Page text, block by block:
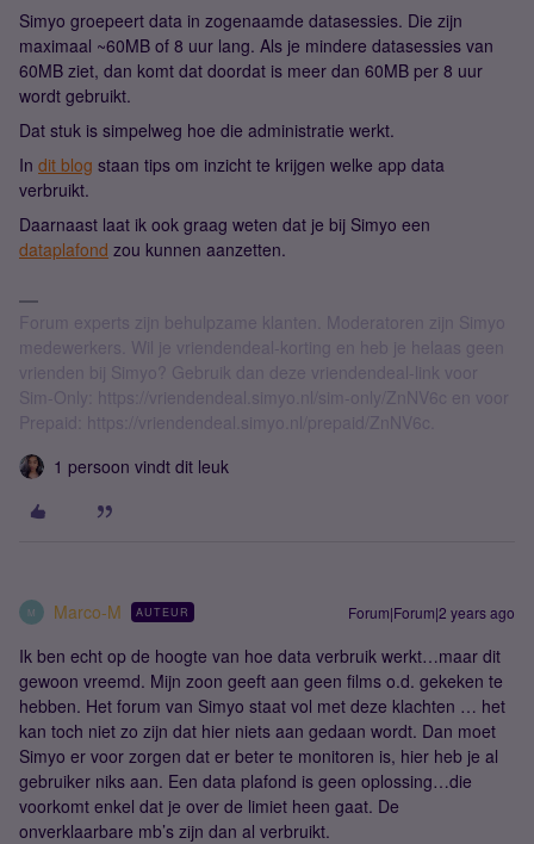
Simyo groepeert data in zogenaamde datasessies. Die zijn
maximaal ~60MB of 8 uur lang. Als je mindere datasessies van
60MB ziet, dan komt dat doordat is meer dan 60MB per 8 uur
wordt gebruikt.
Dat stuk is simpelweg hoe die administratie werkt.
In dit blog staan tips om inzicht te krijgen welke app data
verbruikt.
Daarnaast laat ik ook graag weten dat je bij Simyo een
dataplafond zou kunnen aanzetten.
Forum experts zijn behulpzame klanten. Moderatoren zijn Simyo
medewerkers. Wil je vriendendeal-korting en heb je helaas geen
vrienden bij Simyo? Gebruik dan deze vriendendeal-link voor
Sim-Only: https://vriendendeal.simyo.nl/sim-only/ZnNV6c en voor
Prepaid: https://vriendendeal.simyo.nl/prepaid/ZnNV6c.
1 persoon vindt dit leuk
M Marco-M AUTEUR Forum|Forum|2 years ago
Ik ben echt op de hoogte van hoe data verbruik werkt…maar dit
gewoon vreemd. Mijn zoon geeft aan geen films o.d. gekeken te
hebben. Het forum van Simyo staat vol met deze klachten … het
kan toch niet zo zijn dat hier niets aan gedaan wordt. Dan moet
Simyo er voor zorgen dat er beter te monitoren is, hier heb je al
gebruiker niks aan. Een data plafond is geen oplossing…die
voorkomt enkel dat je over de limiet heen gaat. De
onverklaarbare mb’s zijn dan al verbruikt.